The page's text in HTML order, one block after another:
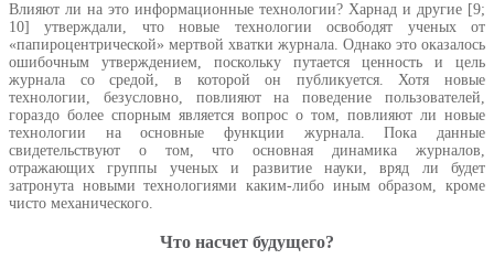
Влияют ли на это информационные технологии? Харнад и другие [9;
10] утверждали, что новые технологии освободят ученых от
«папироцентрической» мертвой хватки журнала. Однако это оказалось
ошибочным утверждением, поскольку путается ценность и цель
журнала со средой, в которой он публикуется. Хотя новые
технологии, безусловно, повлияют на поведение пользователей,
гораздо более спорным является вопрос о том, повлияют ли новые
технологии на основные функции журнала. Пока данные
свидетельствуют о том, что основная динамика журналов,
отражающих группы ученых и развитие науки, вряд ли будет
затронута новыми технологиями каким-либо иным образом, кроме
чисто механического.
Что насчет будущего?